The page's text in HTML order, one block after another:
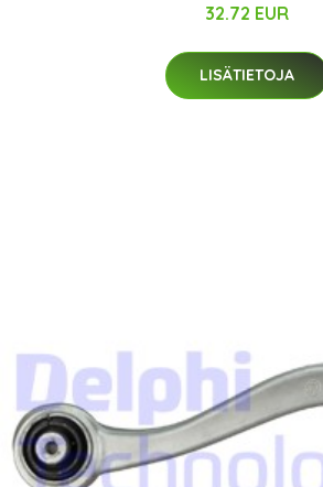
32.72 EUR
LISÄTIETOJA